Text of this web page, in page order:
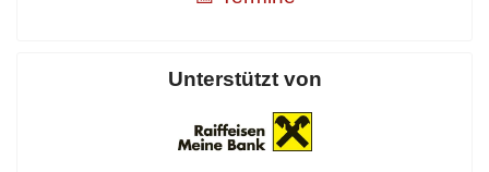
Unterstützt von